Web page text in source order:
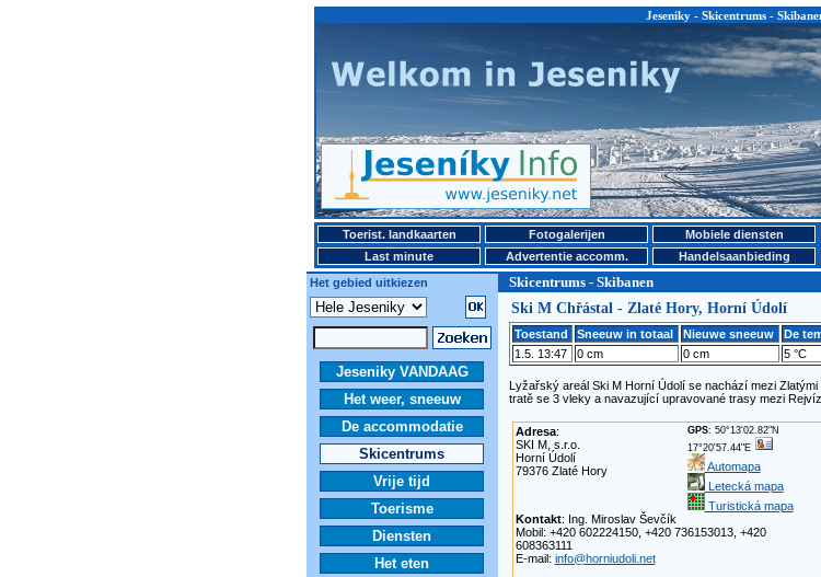
Jeseniky - Skicentrums -
Toerist. landkaarten Fotogalerijen Mobiele diensten
Last minute
Advertentie accomm. Handelsaanbieding
Het gebied uitkiezen
Skicentrums - Skibanen
Jeseniky VANDAAG
Het weer, sneeuw
De accommodatie
Skicentrums
Vrije tijd
Toerisme
Diensten
Het eten
Ski M Chřástal - Zlaté Hory, Horní Údolí
Toestand Sneeuw in totaal Nieuwe sneeuw De
1.5. 13:47
0 cm 0 cm 5 °C
Lyžařský areál Ski M Horní Údolí se nachází mezi
tratě se 3 vleky a navazující upravované trasy mezi
Adresa:
SKI M, s.r.o.
Horní Údolí
79376 Zlaté Hory
GPS: 50°13'02.82"N
17°20'57.44"E
Automapa
Letecká mapa
Turistická mapa
Kontakt: Ing. Miroslav Ševčík
Mobil: +420 602224150, +420 736153013, +420
608363111
E-mail: info@horniudoli.net